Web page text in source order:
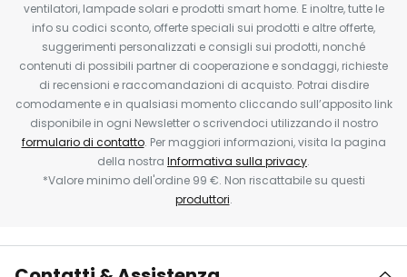
ventilatori, lampade solari e prodotti smart home. E inoltre, tutte le
info su codici sconto, offerte speciali sui prodotti e altre offerte,
suggerimenti personalizzati e consigli sui prodotti, nonché
contenuti di possibili partner di cooperazione e sondaggi, richieste
di recensioni e raccomandazioni di acquisto. Potrai disdire
comodamente e in qualsiasi momento cliccando sull’apposito link
disponibile in ogni Newsletter o scrivendoci utilizzando il nostro
formulario di contatto. Per maggiori informazioni, visita la pagina
della nostra Informativa sulla privacy.
*Valore minimo dell'ordine 99 €. Non riscattabile su questi
produttori.